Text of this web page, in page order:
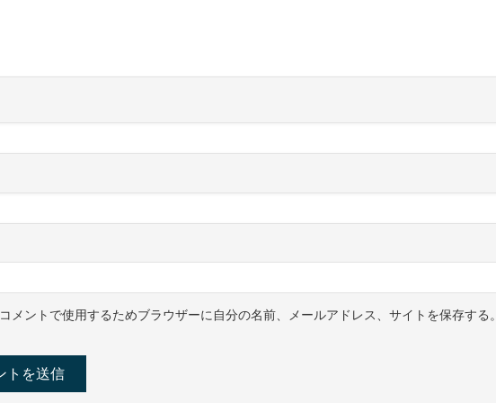
メントで使用するためブラウザーに自分の名前、メールアドレス、サイトを保存する。